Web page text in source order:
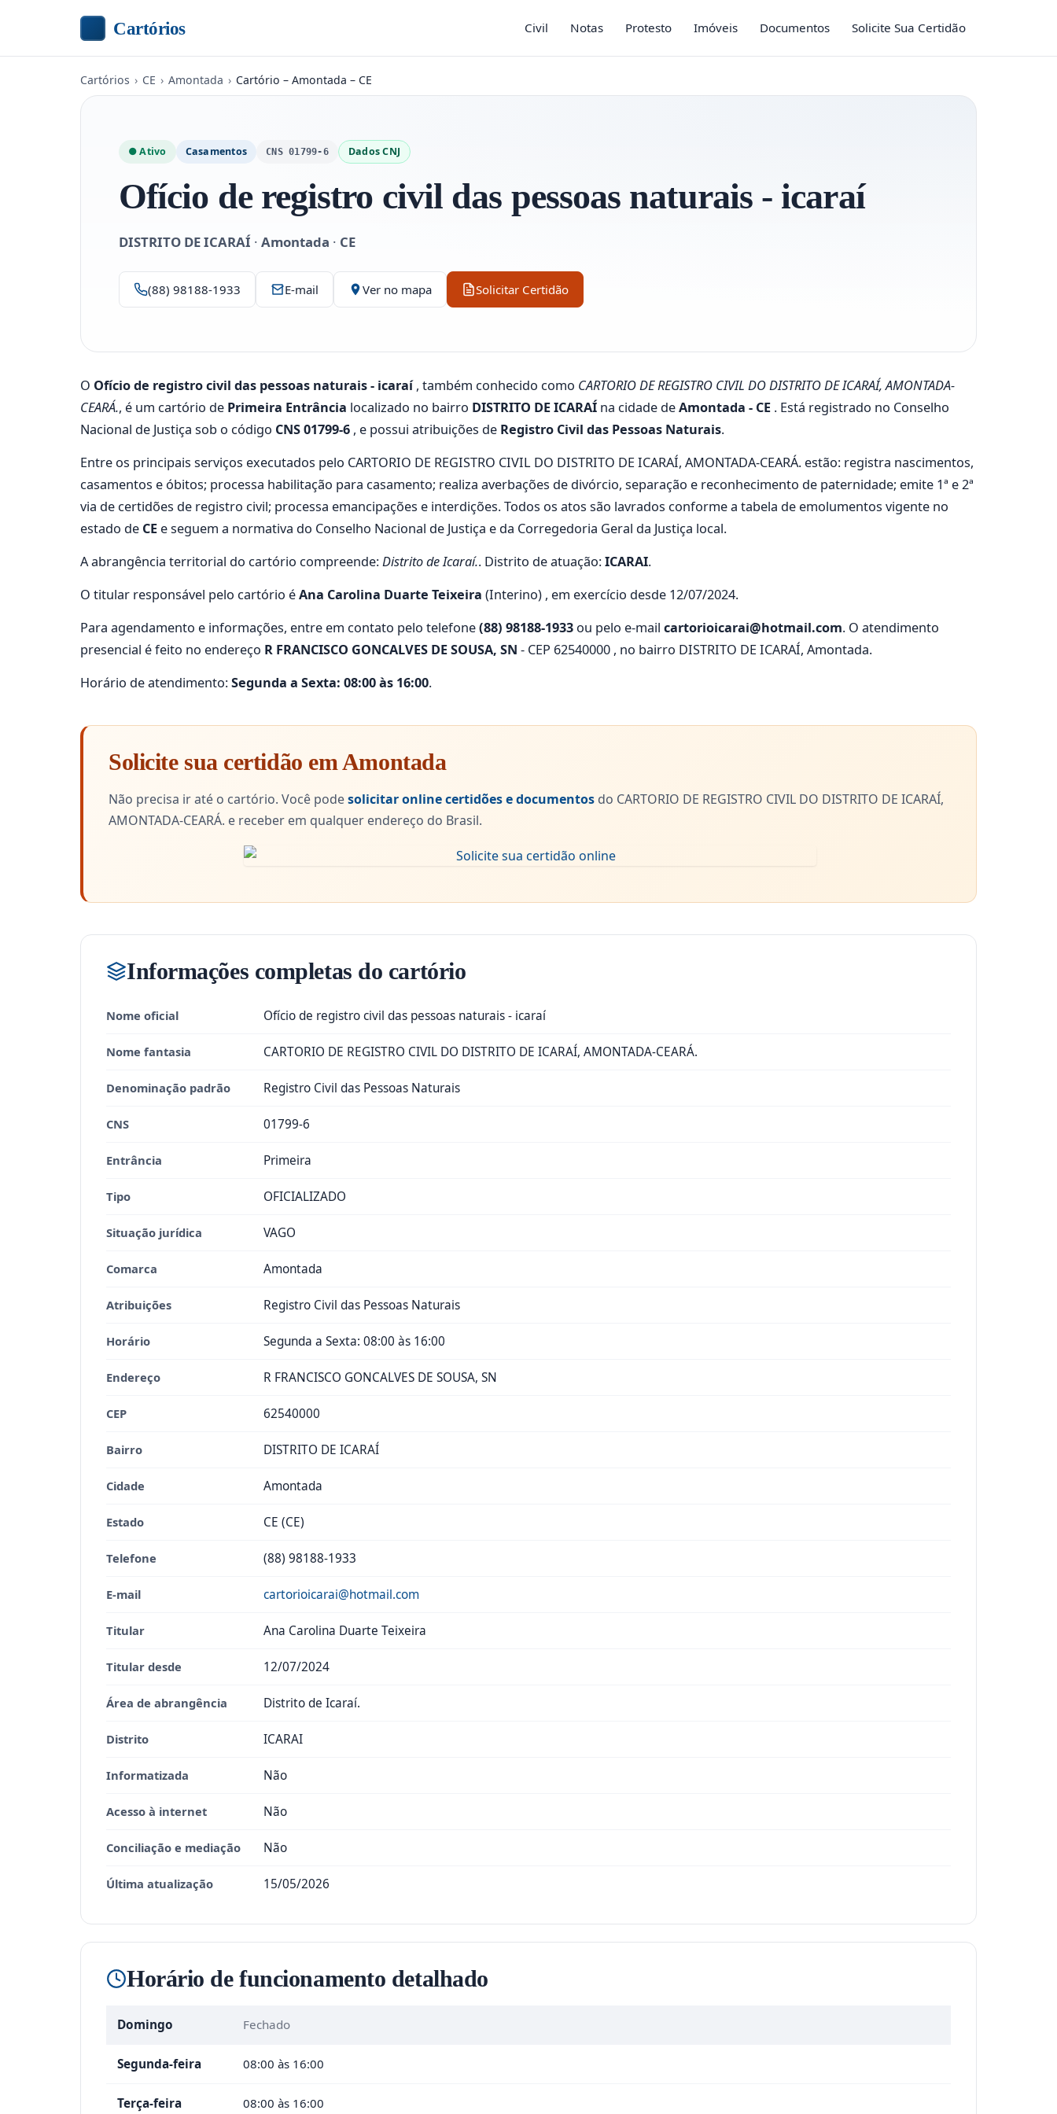
Cartórios Civil Notas Protesto Imóveis Documentos Solicite Sua Certidão
Cartórios › CE › Amontada › Cartório – Amontada – CE
● Ativo Casamentos CNS 01799-6 Dados CNJ
Ofício de registro civil das pessoas naturais - icaraí
DISTRITO DE ICARAÍ · Amontada · CE
(88) 98188-1933 E-mail Ver no mapa Solicitar Certidão
O Ofício de registro civil das pessoas naturais - icaraí, também conhecido como CARTORIO DE REGISTRO CIVIL DO DISTRITO DE ICARAÍ, AMONTADA-
CEARÁ., é um cartório de Primeira Entrância localizado no bairro DISTRITO DE ICARAÍ na cidade deAmontada - CE . Está registrado no Conselho
Nacional de Justiça sob o código CNS 01799-6 , e possui atribuições de Registro Civil das Pessoas Naturais.
Entre os principais serviços executados pelo CARTORIO DE REGISTRO CIVIL DO DISTRITO DE ICARAÍ, AMONTADA-CEARÁ. estão: registra nascimentos,
casamentos e óbitos; processa habilitação para casamento; realiza averbações de divórcio, separação e reconhecimento de paternidade; emite 1ª e 2ª
via de certidões de registro civil; processa emancipações e interdições. Todos os atos são lavrados conforme a tabela de emolumentos vigente no
estado de CE e seguem a normativa do Conselho Nacional de Justiça e da Corregedoria Geral da Justiça local.
A abrangência territorial do cartório compreende:Distrito de Icaraí.. Distrito de atuação:ICARAI.
O titular responsável pelo cartório éAna Carolina Duarte Teixeira (Interino) , em exercício desde 12/07/2024.
Para agendamento e informações, entre em contato pelo telefone(88) 98188-1933 ou pelo e-mail cartorioicarai@hotmail.com. O atendimento
presencial é feito no endereço R FRANCISCO GONCALVES DE SOUSA, SN - CEP 62540000 , no bairro DISTRITO DE ICARAÍ, Amontada.
Horário de atendimento:Segunda a Sexta: 08:00 às 16:00.
Solicite sua certidão em Amontada
Não precisa ir até o cartório. Você podesolicitar online certidões e documentos do CARTORIO DE REGISTRO CIVIL DO DISTRITO DE ICARAÍ,
AMONTADA-CEARÁ. e receber em qualquer endereço do Brasil.
Informações completas do cartório
Nome oficial Ofício de registro civil das pessoas naturais - icaraí
Nome fantasia CARTORIO DE REGISTRO CIVIL DO DISTRITO DE ICARAÍ, AMONTADA-CEARÁ.
Denominação padrão Registro Civil das Pessoas Naturais
CNS 01799-6
Entrância Primeira
Tipo OFICIALIZADO
Situação jurídica VAGO
Comarca Amontada
Atribuições Registro Civil das Pessoas Naturais
Horário Segunda a Sexta: 08:00 às 16:00
Endereço R FRANCISCO GONCALVES DE SOUSA, SN
CEP 62540000
Bairro DISTRITO DE ICARAÍ
Cidade Amontada
Estado CE (CE)
Telefone (88) 98188-1933
E-mail cartorioicarai@hotmail.com
Titular Ana Carolina Duarte Teixeira
Titular desde 12/07/2024
Área de abrangência Distrito de Icaraí.
Distrito ICARAI
Informatizada Não
Acesso à internet Não
Conciliação e mediação Não
Última atualização 15/05/2026
Horário de funcionamento detalhado
Domingo Fechado
Segunda-feira 08:00 às 16:00
Terça-feira 08:00 às 16:00